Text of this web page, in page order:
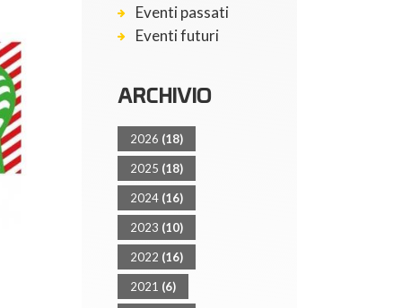
Eventi passati
Eventi futuri
ARCHIVIO
2026 (18)
2025 (18)
2024 (16)
2023 (10)
2022 (16)
2021 (6)